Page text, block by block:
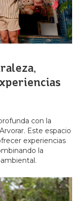
con la
Este espacio
experiencias
la